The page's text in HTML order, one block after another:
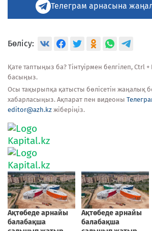
Телеграм арнасына
Бөлісу:
Қате таптыңыз ба? Тінтуірмен белгілеп, Ctrl +
басыңыз.
Осы тақырыпқа қатысты бөлісетін жаңалық
хабарласыңыз. Ақпарат пен видеоны
editor@azh.kz жіберіңіз.